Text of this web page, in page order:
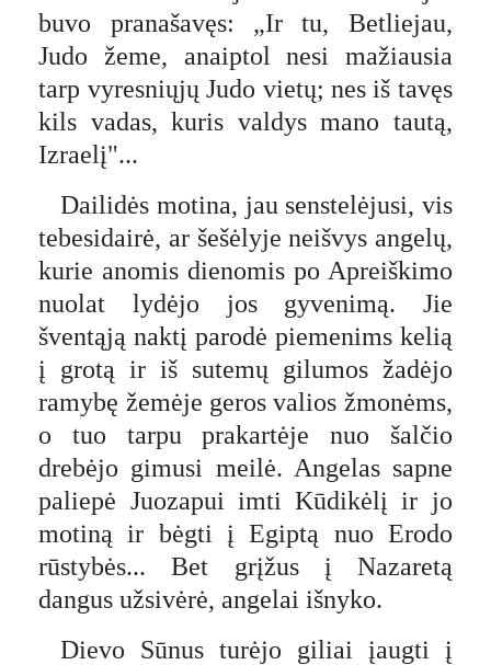
buvo pranašavęs: „Ir tu, Betliejau,
Judo žeme, anaiptol nesi mažiausia
tarp vyresniųjų Judo vietų; nes iš tavęs
kils vadas, kuris valdys mano tautą,
Izraelį"...
Dailidės motina, jau senstelėjusi, vis
tebesidairė, ar šešėlyje neišvys angelų,
kurie anomis dienomis po Apreiškimo
nuolat lydėjo jos gyvenimą. Jie
šventąją naktį parodė piemenims kelią
į grotą ir iš sutemų gilumos žadėjo
ramybę žemėje geros valios žmonėms,
o tuo tarpu prakartėje nuo šalčio
drebėjo gimusi meilė. Angelas sapne
paliepė Juozapui imti Kūdikėlį ir jo
motiną ir bėgti į Egiptą nuo Erodo
rūstybės... Bet grįžus į Nazaretą
dangus užsivėrė, angelai išnyko.
Dievo Sūnus turėjo giliai įaugti į